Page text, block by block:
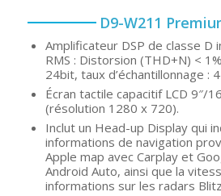
D9-W211
Amplificateur DSP de classe D
RMS : Distorsion (THD+N) <
24bit, taux d’échantillonnage :
Écran tactile capacitif LCD 9″/
(résolution 1280 x 720).
Inclut un Head-up Display qui
informations de navigation
Apple map avec Carplay et
Android Auto, ainsi que la
informations sur les radars